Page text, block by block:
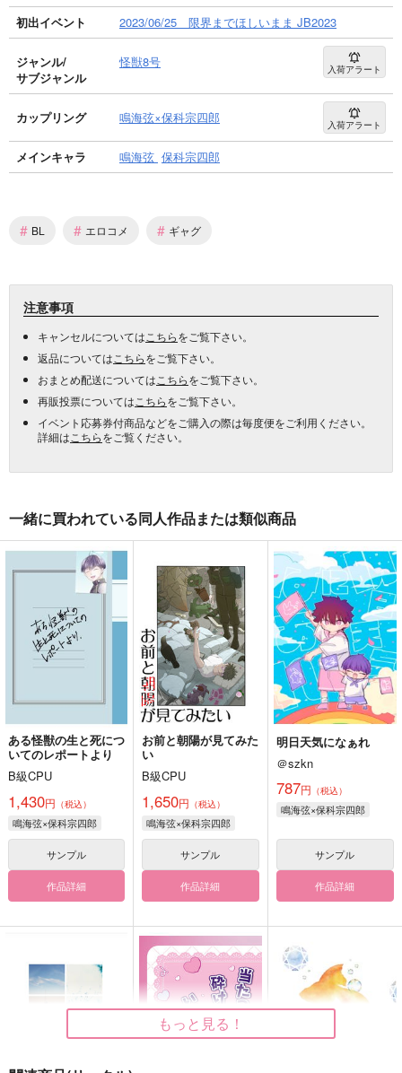
初出イベント
2023/06/25 限界までほしいまま JB2023
ジャンル/
サブジャンル
怪獣8号 入荷アラート
カップリング 鳴海弦×保科宗四郎 入荷アラート
メインキャラ 鳴海弦 保科宗四郎
# BL # エロコメ # ギャグ
注意事項
キャンセルについては こちらをご覧下さい。
返品については こちらをご覧下さい。
おまとめ配送については こちらをご覧下さい。
再販投票については こちらをご覧下さい。
イベント応募券付商品などをご購入の際は毎度便をご利用ください。
詳細は こちらをご覧ください。
一緒に買われている同人作品または類似商品
ある怪獣の生と死につ
いてのレポートより
B級CPU
1,430円 （税込）
鳴海弦×保科宗四郎
サンプル
作品詳細
お前と朝陽が見てみた
い
B級CPU
1,650円 （税込）
鳴海弦×保科宗四郎
サンプル
作品詳細
明日天気になぁれ
＠szkn
787円 （税込）
鳴海弦×保科宗四郎
サンプル
作品詳細
もっと見る！